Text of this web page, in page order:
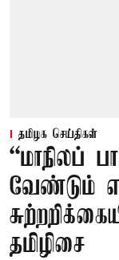
தமிழக செய்திகள்
“மாநிலப்
வேண்டும்
தமிழிசை